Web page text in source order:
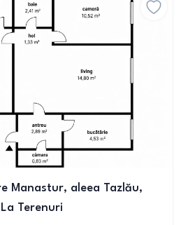
Manastur, aleea Tazlău,
Terenuri